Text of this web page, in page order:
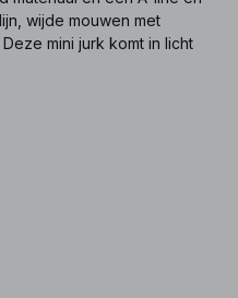
wijde mouwen met
mini jurk komt in licht